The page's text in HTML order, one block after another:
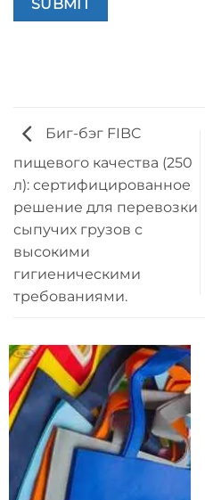
Биг-бэг FIBC
пищевого качества (250
л): сертифицированное
решение для перевозки
сыпучих грузов с
высокими
гигиеническими
требованиями.